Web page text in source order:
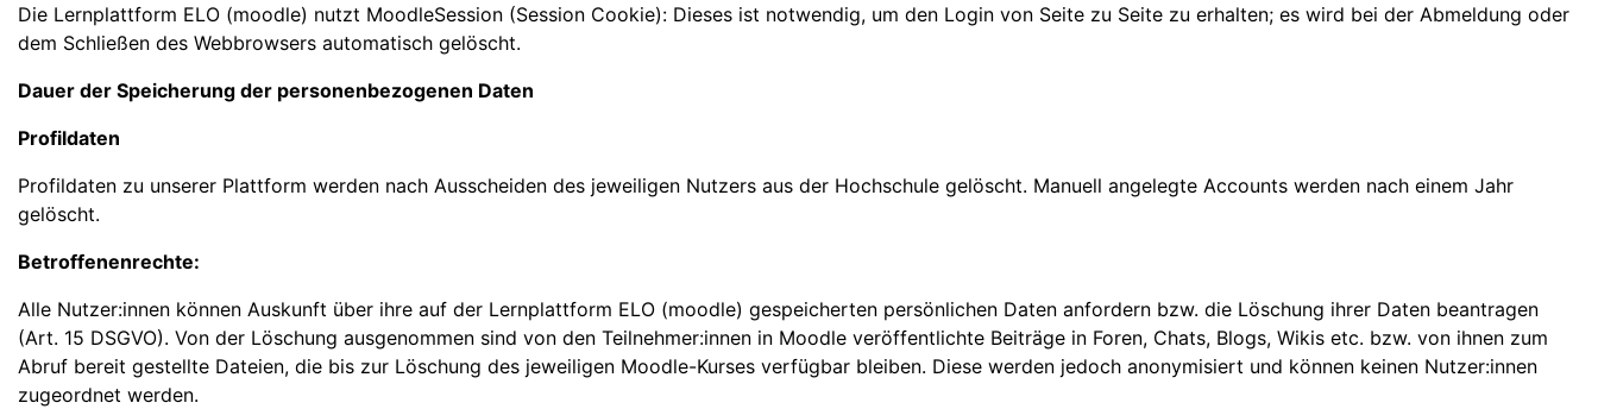
Die Lernplattform ELO (moodle) nutzt MoodleSession (Session Cookie): Dieses ist notwendig, um den Login von Seite zu Seite zu erhalten; es wird bei der Abmeldung oder
dem Schließen des Webbrowsers automatisch gelöscht.
Dauer der Speicherung der personenbezogenen Daten
Profildaten
Profildaten zu unserer Plattform werden nach Ausscheiden des jeweiligen Nutzers aus der Hochschule gelöscht. Manuell angelegte Accounts werden nach einem Jahr
gelöscht.
Betroffenenrechte:
Alle Nutzer:innen können Auskunft über ihre auf der Lernplattform ELO (moodle) gespeicherten persönlichen Daten anfordern bzw. die Löschung ihrer Daten beantragen
(Art. 15 DSGVO). Von der Löschung ausgenommen sind von den Teilnehmer:innen in Moodle veröffentlichte Beiträge in Foren, Chats, Blogs, Wikis etc. bzw. von ihnen zum
Abruf bereit gestellte Dateien, die bis zur Löschung des jeweiligen Moodle-Kurses verfügbar bleiben. Diese werden jedoch anonymisiert und können keinen Nutzer:innen
zugeordnet werden.